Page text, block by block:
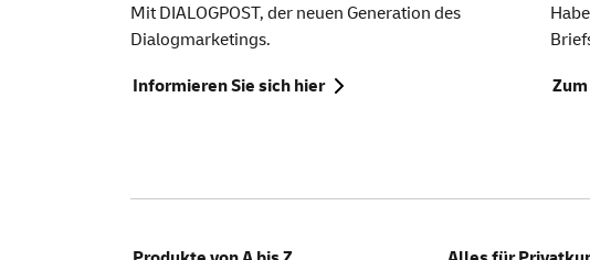
Mit DIALOGPOST, der neuen Generation des
Dialogmarketings.
Informieren Sie sich hier